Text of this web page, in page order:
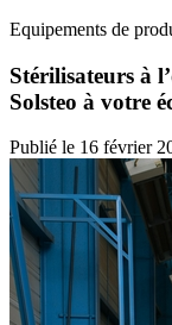
Equipements de
Stérilisateurs à
Solsteo à votre
Publié le 16 février